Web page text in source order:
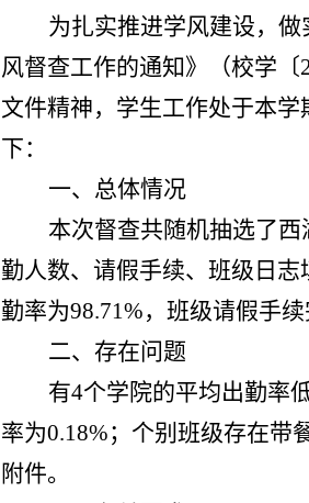
为扎实推进学风建设，做
风督查工作的通知》（校学〔
文件精神， 学生工作处于本学
下：
一、总体情况
本次督查共随机抽选了
勤人数、请假手续、班级日
勤率为98.71%，班级请假手
二、存在问题
有4个学院的平均出勤率
率为0.18%；个别班级存在带
附件。